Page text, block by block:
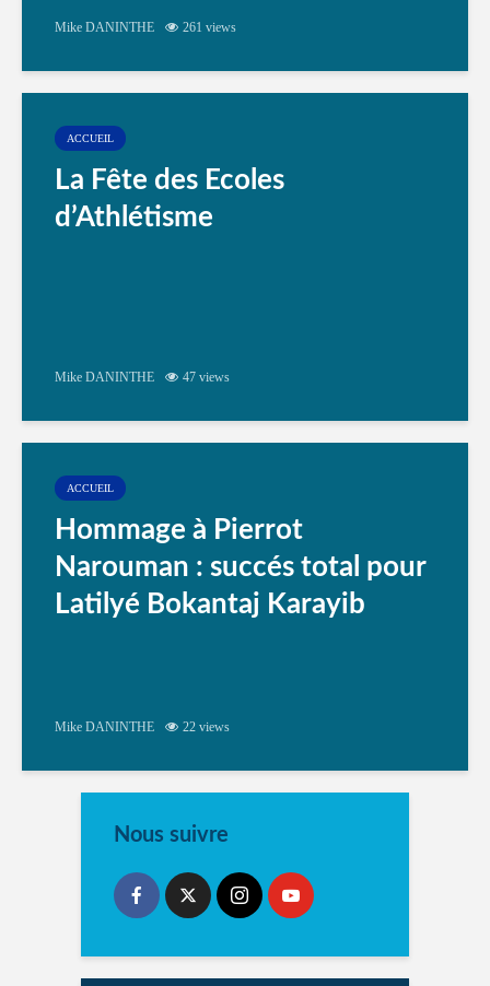
Mike DANINTHE 261 views
ACCUEIL
La Fête des Ecoles
d’Athlétisme
Mike DANINTHE 47 views
ACCUEIL
Hommage à Pierrot
Narouman : succés total pour
Latilyé Bokantaj Karayib
Mike DANINTHE 22 views
Nous suivre